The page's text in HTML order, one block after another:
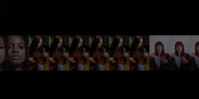
Lizzy McAlpine UPSAHL